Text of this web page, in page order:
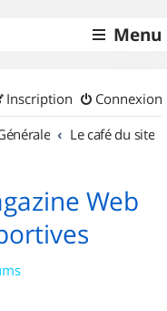
Menu
Connexion
Inscription
Le café du site
Web